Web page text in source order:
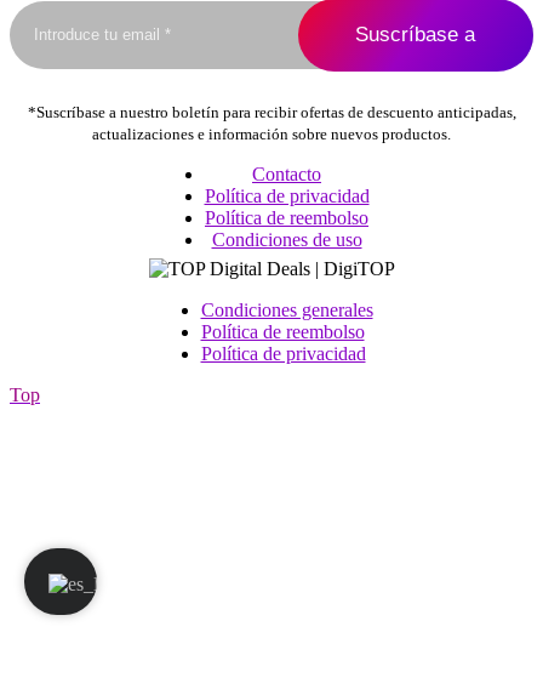
*Suscríbase a nuestro boletín para recibir ofertas de descuento anticipadas,
actualizaciones e información sobre nuevos productos.
Contacto
Política de privacidad
Política de reembolso
Condiciones de uso
Condiciones generales
Política de reembolso
Política de privacidad
Top